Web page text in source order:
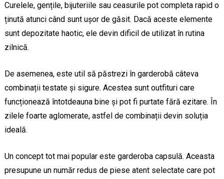
Curelele, gențile, bijuteriile sau ceasurile pot completa rapid o
ținută atunci când sunt ușor de găsit. Dacă aceste elemente
sunt depozitate haotic, ele devin dificil de utilizat în rutina
zilnică.
De asemenea, este util să păstrezi în garderobă câteva
combinații testate și sigure. Acestea sunt outfituri care
funcționează întotdeauna bine și pot fi purtate fără ezitare. În
zilele foarte aglomerate, astfel de combinații devin soluția
ideală.
Un concept tot mai popular este garderoba capsulă. Aceasta
presupune un număr redus de piese atent selectate care pot